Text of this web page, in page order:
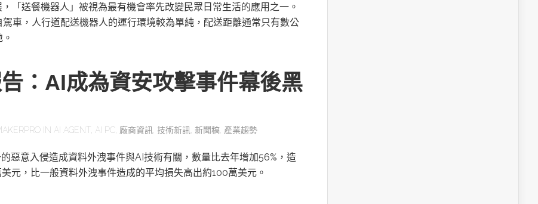
「送餐機器人」被視為最有機會率先改變民眾日常生活的應用之一。
車，人行道配送機器人的運行環境較為單純，配送距離通常只有數公
：AI成為資安攻擊事件幕後黑
IN AI AGENT AI PC 廠商資訊 技術新訊 新聞稿 產業趨勢
惡意入侵造成資料外洩事件與AI技術有關，數量比去年增加56%，造
元，比一般資料外洩事件造成的平均損失高出約100萬美元。